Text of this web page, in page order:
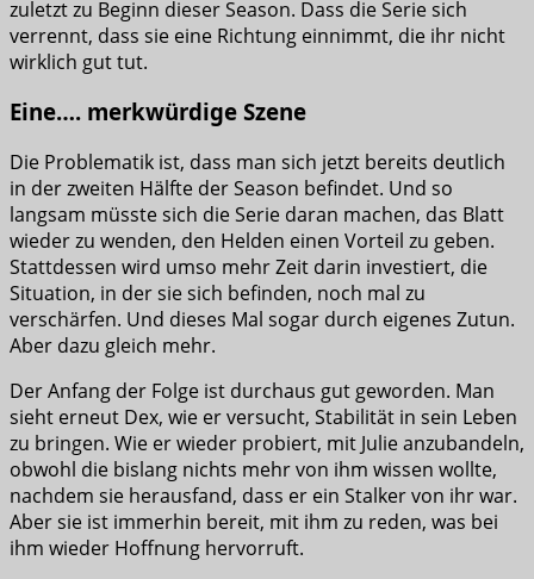
zuletzt zu Beginn dieser Season. Dass die Serie sich
verrennt, dass sie eine Richtung einnimmt, die ihr nicht
wirklich gut tut.
Eine…. merkwürdige Szene
Die Problematik ist, dass man sich jetzt bereits deutlich
in der zweiten Hälfte der Season befindet. Und so
langsam müsste sich die Serie daran machen, das Blatt
wieder zu wenden, den Helden einen Vorteil zu geben.
Stattdessen wird umso mehr Zeit darin investiert, die
Situation, in der sie sich befinden, noch mal zu
verschärfen. Und dieses Mal sogar durch eigenes Zutun.
Aber dazu gleich mehr.
Der Anfang der Folge ist durchaus gut geworden. Man
sieht erneut Dex, wie er versucht, Stabilität in sein Leben
zu bringen. Wie er wieder probiert, mit Julie anzubandeln,
obwohl die bislang nichts mehr von ihm wissen wollte,
nachdem sie herausfand, dass er ein Stalker von ihr war.
Aber sie ist immerhin bereit, mit ihm zu reden, was bei
ihm wieder Hoffnung hervorruft.